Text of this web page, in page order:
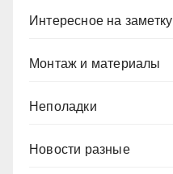
Интересное на заметку
Монтаж и материалы
Неполадки
Новости разные